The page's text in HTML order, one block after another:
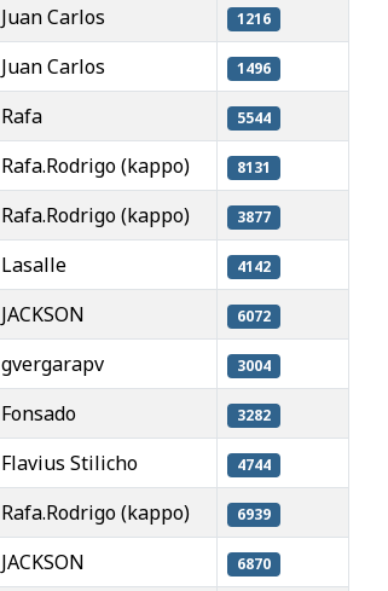
Juan Carlos 1216
Juan Carlos 1496
Rafa 5544
Rafa.Rodrigo (kappo) 8131
Rafa.Rodrigo (kappo) 3877
Lasalle 4142
JACKSON 6072
gvergarapv 3004
Fonsado 3282
Flavius Stilicho 4744
Rafa.Rodrigo (kappo) 6939
JACKSON 6870